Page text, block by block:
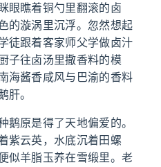
眼瞧着铜勺里翻滚的卤
的漩涡里沉浮。忽然想起
徒跟着客家师父学做卤汁
子往卤汤里撒香料的模
海酱香咸风与巴渝的香料
肝。
鹅原是得了天地偏爱的。
紫云英，水底沉着田螺
似羊脂玉养在雪缎里。老